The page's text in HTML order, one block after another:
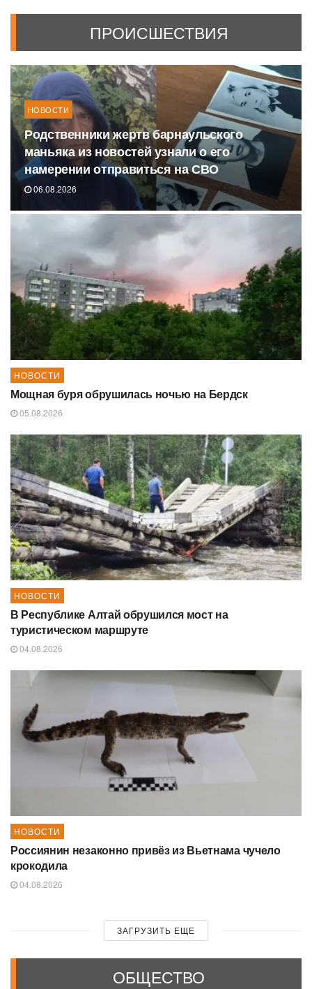
ПРОИСШЕСТВИЯ
НОВОСТИ
Родственники жертв барнаульского
маньяка из новостей узнали о его
намерении отправиться на СВО
06.08.2026
НОВОСТИ
Мощная буря обрушилась ночью на Бердск
05.08.2026
НОВОСТИ
В Республике Алтай обрушился мост на
туристическом маршруте
04.08.2026
НОВОСТИ
Россиянин незаконно привёз из Вьетнама чучело
крокодила
04.08.2026
ЗАГРУЗИТЬ ЕЩЕ
ОБЩЕСТВО